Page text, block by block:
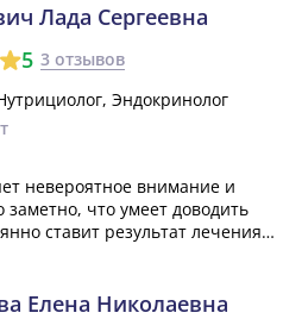
Лада Сергеевна
5 3 отзывов
Эндокринолог
невероятное внимание и
что умеет доводить
ставит результат лечения
высокой кв...»
Елена Николаевна